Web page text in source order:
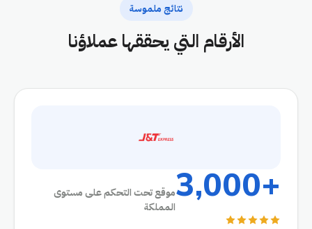
نتائج ملموسة
الأرقام التي يحققها عملاؤنا
+3,000
موقع تحت التحكم على مستوى
المملكة